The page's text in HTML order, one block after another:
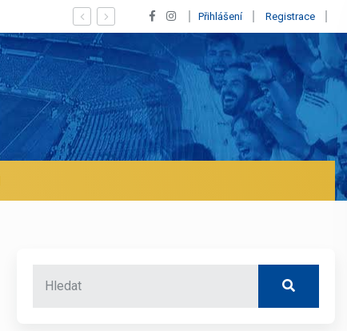
Vypískaný Vinícius! Blíží se jeho odchod z Realu a pustí se klub
Přihlášení Registrace